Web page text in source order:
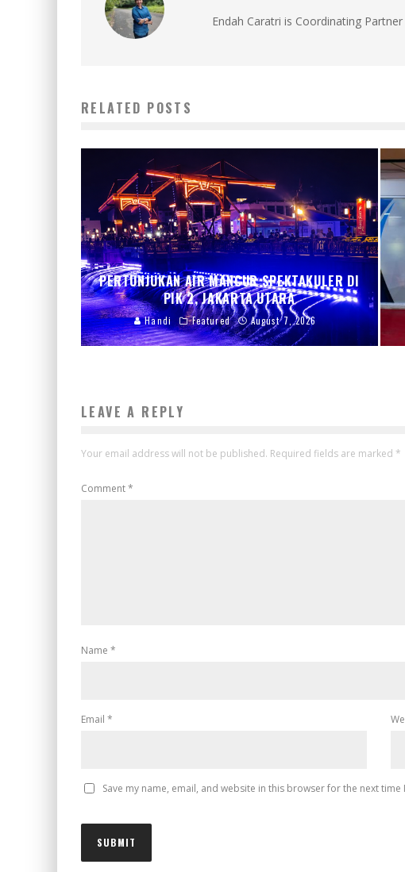
Endah Caratri is Coordinating
RELATED POSTS
PERTUNJUKAN AIR MANCUR SPEKTAKULER DI
PIK 2, JAKARTA UTARA
Handi Featured August 7, 2026
LEAVE A REPLY
Your email address will not be published. Required fields are marked *
Comment*
Name *
Email *
Save my name, email, and website in this browser for the next time